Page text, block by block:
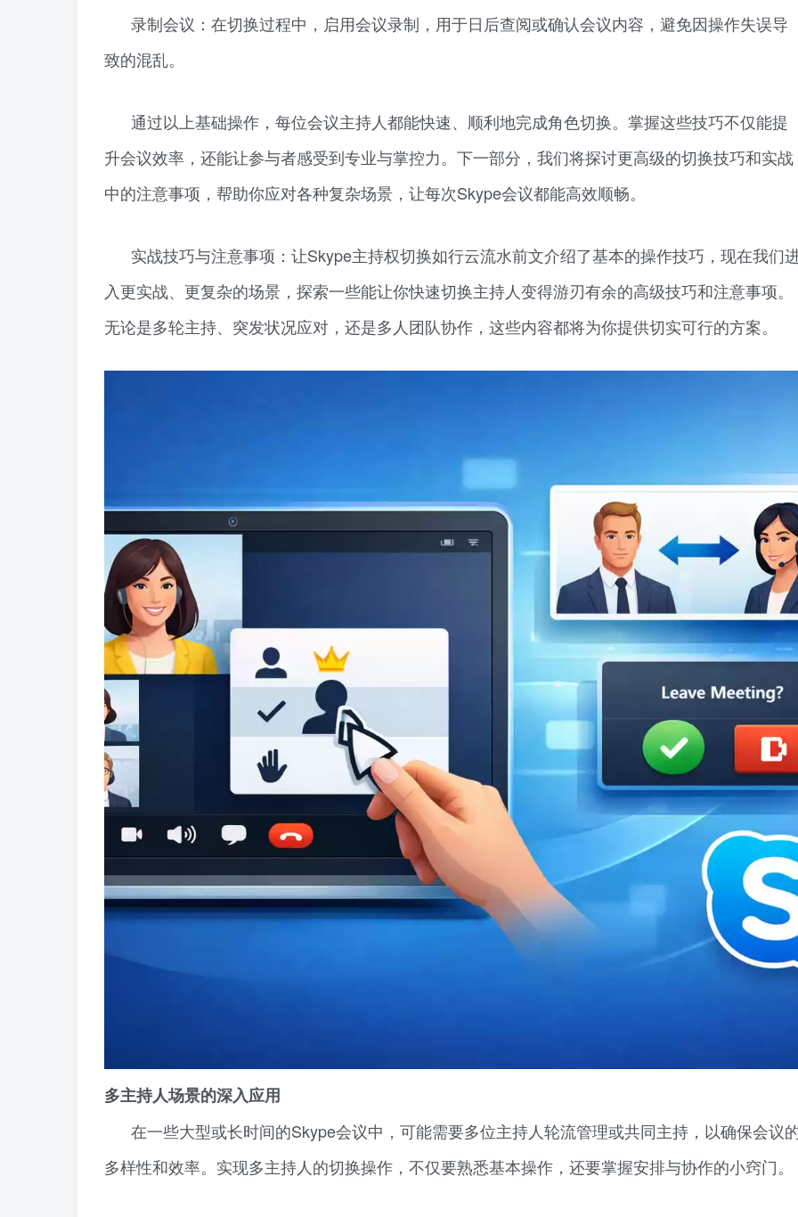
录制会议：在切换过程中，启用会议录制，用于日后查阅或确认会议内容，避免因操作失误导
致的混乱。
通过以上基础操作，每位会议主持人都能快速、顺利地完成角色切换。掌握这些技巧不仅能提
升会议效率，还能让参与者感受到专业与掌控力。下一部分，我们将探讨更高级的切换技巧和实战
中的注意事项，帮助你应对各种复杂场景，让每次Skype会议都能高效顺畅。
实战技巧与注意事项：让Skype主持权切换如行云流水前文介绍了基本的操作技巧，现在我们
入更实战、更复杂的场景，探索一些能让你快速切换主持人变得游刃有余的高级技巧和注意事项。
无论是多轮主持、突发状况应对，还是多人团队协作，这些内容都将为你提供切实可行的方案。
多主持人场景的深入应用
在一些大型或长时间的Skype会议中，可能需要多位主持人轮流管理或共同主持，以确保会议
多样性和效率。实现多主持人的切换操作，不仅要熟悉基本操作，还要掌握安排与协作的小窍门。